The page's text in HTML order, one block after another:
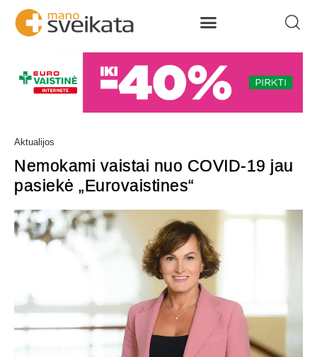
Aktualijos
Nemokami vaistai nuo COVID-19 jau
pasiekė „Eurovaistines“